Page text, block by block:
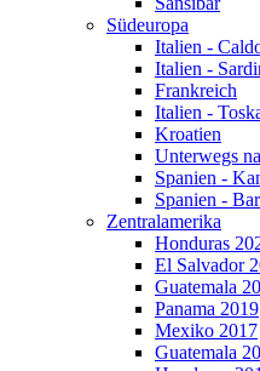
Südeuropa
Italien -
Italien -
Frankreich
Italien -
Kroatien
Unterwegs
Spanien -
Spanien -
Zentralamerika
Honduras
El Salvador
Guatemala
Panama 2019
Mexiko 2017
Guatemala